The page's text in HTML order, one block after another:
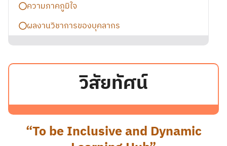
ความภาคภูมิใจ
ผลงานวิชาการของบุคลากร
วิสัยทัศน์
“To be Inclusive and Dynamic